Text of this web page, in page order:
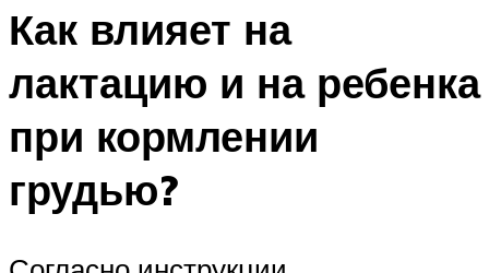
Как влияет на
лактацию и на ребенка
при кормлении
грудью?